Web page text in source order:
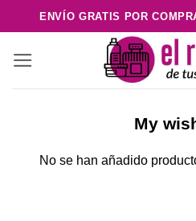
al
contenido
ENVÍO GRATIS POR
My
No se han añadido